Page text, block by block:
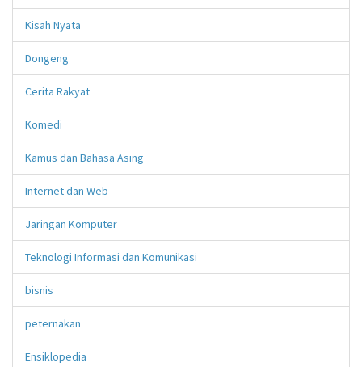
Kisah Nyata
Dongeng
Cerita Rakyat
Komedi
Kamus dan Bahasa Asing
Internet dan Web
Jaringan Komputer
Teknologi Informasi dan Komunikasi
bisnis
peternakan
Ensiklopedia